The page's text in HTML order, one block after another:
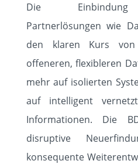
Die Einbindung
Partnerlösungen wie
den klaren Kurs
offeneren, flexibleren
mehr auf isolierten
auf intelligent
Informationen. Die
disruptive
konsequente